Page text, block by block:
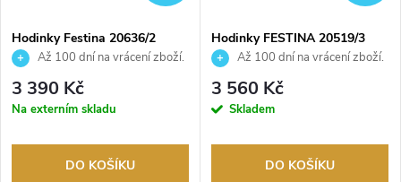
Hodinky Festina 20636/2
Až 100 dní na vrácení zboží.
Autorizovaný prodejce.
3 390 Kč
Na externím skladu
DO KOŠÍKU
Hodinky FESTINA 20519/3
Až 100 dní na vrácení zboží.
Autorizovaný prodejce.
3 560 Kč
Skladem
DO KOŠÍKU